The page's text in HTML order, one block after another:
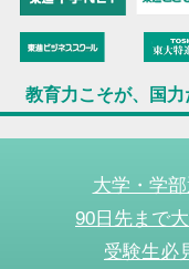
教育力こそが、国力
大学・学
90日先まで
受験生必